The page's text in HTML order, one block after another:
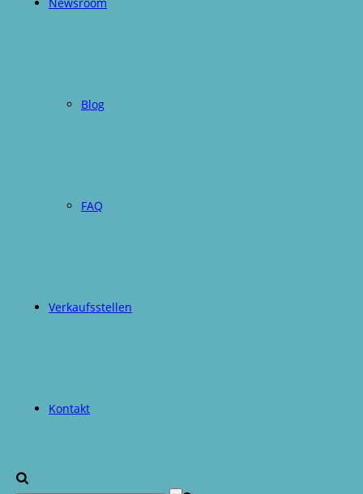
Blog
FAQ
Verkaufsstellen
Kontakt